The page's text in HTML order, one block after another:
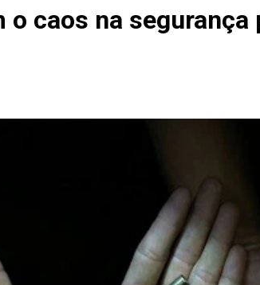
caos na segurança